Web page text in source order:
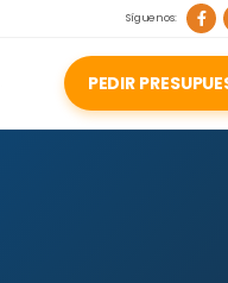
Síguenos:
PEDIR